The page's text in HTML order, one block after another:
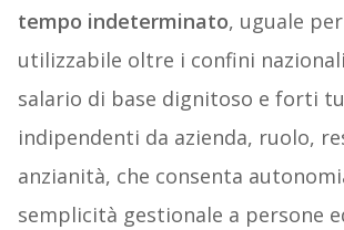
tempo indeterminato, uguale
utilizzabile oltre i confini
salario di base dignitoso e forti
indipendenti da azienda, ruolo,
anzianità, che consenta
semplicità gestionale a persone